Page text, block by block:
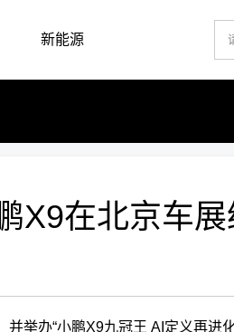
新能源
X9在北京车
举办“小鹏X9九冠王 AI定义再进